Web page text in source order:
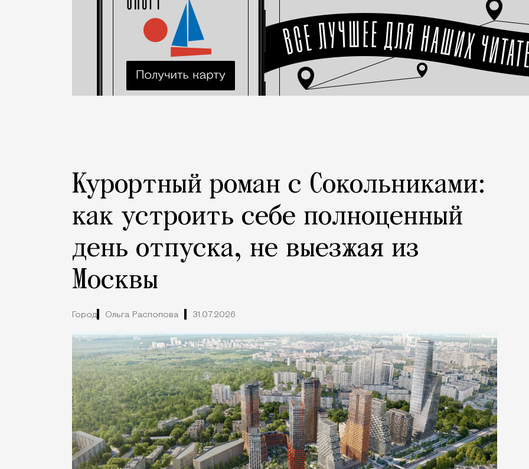
Курортный роман с Сокольниками:
как устроить себе полноценный
день отпуска, не выезжая из
Москвы
Город Ольга Распопова 31.07.2026